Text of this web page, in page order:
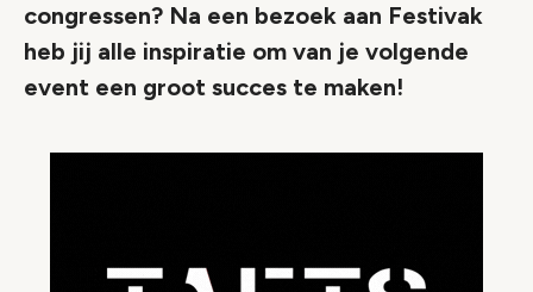
congressen? Na een bezoek aan Festivak
heb jij alle inspiratie om van je volgende
event een groot succes te maken!